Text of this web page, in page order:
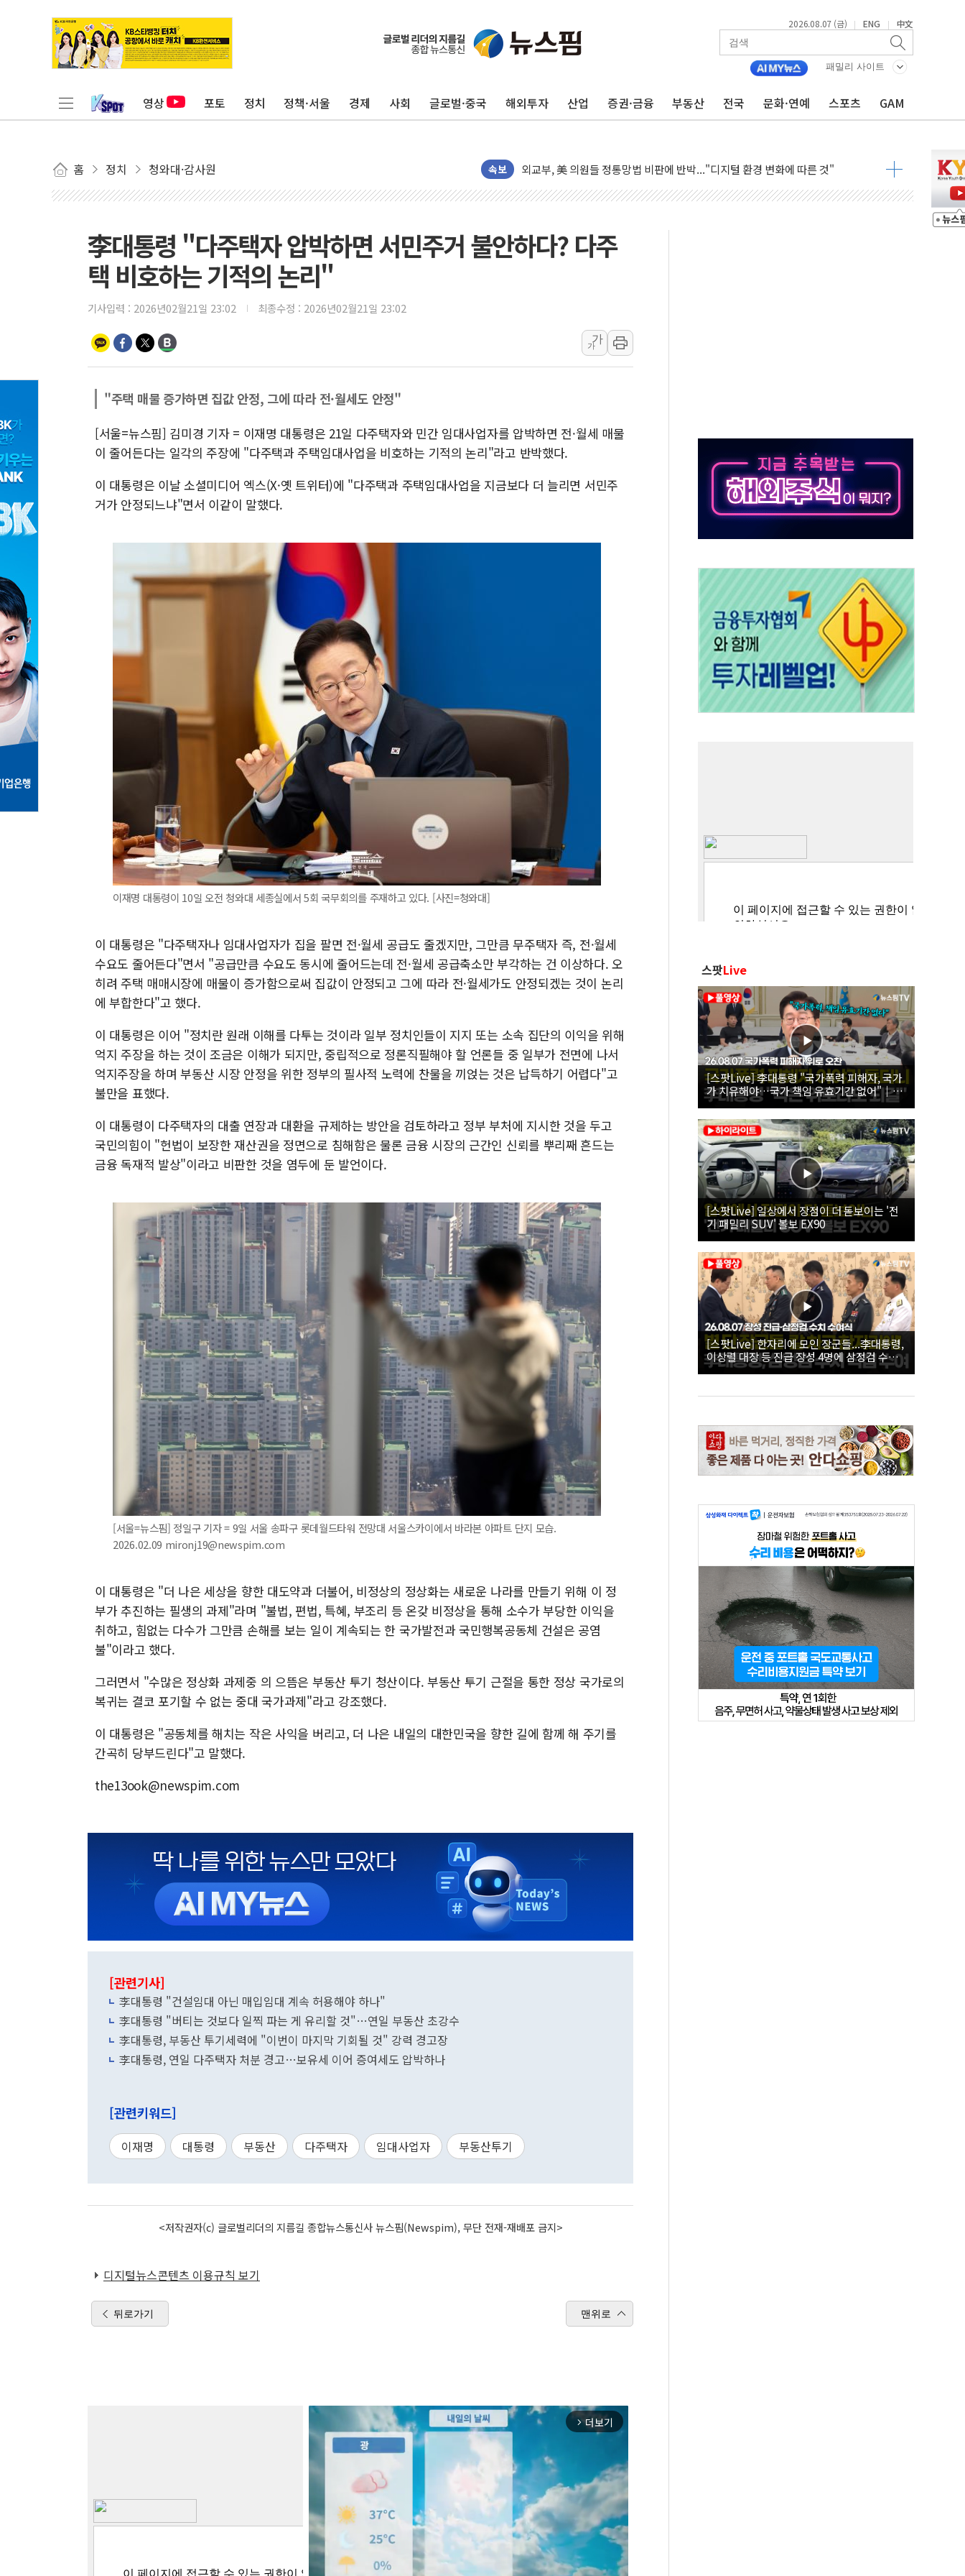
2026.08.07 (금) | ENG | 中文
패밀리 사이트
영상 포토 정치 정책·서울 경제 사회 글로벌·중국 해외투자 산업 증권·금융 부동산 전국 문화·연예 스포츠 GAM
홈 정치 청와대·감사원 속보
[인사] 외교부
'세기의 거래', 인도 50조원 규모 라팔 도입 속도...프랑스 인도에 판매 제안서 제출
하나은행, 7일부터 비대면 주담대 신규 취급 중단
GS25 '소비뇽레몬블랑하이볼', 레드닷 디자인 어워드 수상
李대통령, 국가폭력 피해자 청와대로 초청해 사과…"국가가 책임 다하겠다"
두나무, 경찰청 '압수 디지털자산 커스터디' 사업 맡는다
교보증권, 10일까지 코스피200 지수 기초자산 원금지급형 ELB 공모
보름째 잠 못 드는 서울…30도 열대야에 피로 누적 '건강 적신호'
미일 환율공조 뒷말 무성..."맘대로 팔지도 못하는데 무슨 기축통화"
우유자조금, 노인복지관 찾아 어르신 우유 지원 점검
더본코리아 롤링파스타, 파브리 셰프 모델 발탁
4자 연합 균열에 분쟁 재점화 조짐…한미 지배구조 다시 요동
李대통령 "다주택자 압박하면 서민주거 불안하다? 다주
택 비호하는 기적의 논리"
기사입력 : 2026년02월21일 23:02 최종수정 : 2026년02월21일 23:02
가
가
"주택 매물 증가하면 집값 안정, 그에 따라 전·월세도 안정"
[서울=뉴스핌] 김미경 기자 = 이재명 대통령은 21일 다주택자와 민간 임대사업자를 압박하면 전·월세 매물
이 줄어든다는 일각의 주장에 "다주택과 주택임대사업을 비호하는 기적의 논리"라고 반박했다.
이 대통령은 이날 소셜미디어 엑스(X·옛 트위터)에 "다주택과 주택임대사업을 지금보다 더 늘리면 서민주
거가 안정되느냐"면서 이같이 말했다.
이재명 대통령이 10일 오전 청와대 세종실에서 5회 국무회의를 주재하고 있다. [사진=청와대]
이 대통령은 "다주택자나 임대사업자가 집을 팔면 전·월세 공급도 줄겠지만, 그만큼 무주택자 즉, 전·월세
수요도 줄어든다"면서 "공급만큼 수요도 동시에 줄어드는데 전·월세 공급축소만 부각하는 건 이상하다. 오
히려 주택 매매시장에 매물이 증가함으로써 집값이 안정되고 그에 따라 전·월세가도 안정되겠는 것이 논리
에 부합한다"고 했다.
이 대통령은 이어 "정치란 원래 이해를 다투는 것이라 일부 정치인들이 지지 또는 소속 집단의 이익을 위해
억지 주장을 하는 것이 조금은 이해가 되지만, 중립적으로 정론직필해야 할 언론들 중 일부가 전면에 나서
억지주장을 하며 부동산 시장 안정을 위한 정부의 필사적 노력에 찬물을 끼얹는 것은 납득하기 어렵다"고
불만을 표했다.
이 대통령이 다주택자의 대출 연장과 대환을 규제하는 방안을 검토하라고 정부 부처에 지시한 것을 두고
국민의힘이 "헌법이 보장한 재산권을 정면으로 침해함은 물론 금융 시장의 근간인 신뢰를 뿌리째 흔드는
금융 독재적 발상"이라고 비판한 것을 염두에 둔 발언이다.
[서울=뉴스핌] 정일구 기자 = 9일 서울 송파구 롯데월드타워 전망대 서울스카이에서 바라본 아파트 단지 모습.
2026.02.09 mironj19@newspim.com
이 대통령은 "더 나은 세상을 향한 대도약과 더불어, 비정상의 정상화는 새로운 나라를 만들기 위해 이 정
부가 추진하는 필생의 과제"라며 "불법, 편법, 특혜, 부조리 등 온갖 비정상을 통해 소수가 부당한 이익을
취하고, 힘없는 다수가 그만큼 손해를 보는 일이 계속되는 한 국가발전과 국민행복공동체 건설은 공염
불"이라고 했다.
그러면서 "수많은 정상화 과제중 의 으뜸은 부동산 투기 청산이다. 부동산 투기 근절을 통한 정상 국가로의
복귀는 결코 포기할 수 없는 중대 국가과제"라고 강조했다.
이 대통령은 "공동체를 해치는 작은 사익을 버리고, 더 나은 내일의 대한민국을 향한 길에 함께 해 주기를
간곡히 당부드린다"고 말했다.
the13ook@newspim.com
[관련기사]
李대통령 "건설임대 아닌 매입임대 계속 허용해야 하나"
李대통령 "버티는 것보다 일찍 파는 게 유리할 것"…연일 부동산 초강수
李대통령, 부동산 투기세력에 "이번이 마지막 기회될 것" 강력 경고장
李대통령, 연일 다주택자 처분 경고…보유세 이어 증여세도 압박하나
[관련키워드]
이재명 대통령 부동산 다주택자 임대사업자 부동산투기
<저작권자(c) 글로벌리더의 지름길 종합뉴스통신사 뉴스핌(Newspim), 무단 전재-재배포 금지>
디지털뉴스콘텐츠 이용규칙 보기
뒤로가기 맨위로
arrow_forward_ios 더보기
스팟Live
[스팟Live] 李대통령 "국가폭력 피해자, 국가
가 치유해야…국가 책임 유효기간 없어"｜
26.08.07 국가폭력 피해자 위로 오찬
[스팟Live] 일상에서 장점이 더 돋보이는 '전
기 패밀리 SUV' 볼보 EX90
[스팟Live] 한자리에 모인 장군들...李대통령,
이상렬 대장 등 진급 장성 4명에 삼정검 수치
직접 수여｜26.08.07 장성 진급·삼정검 수치